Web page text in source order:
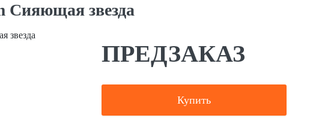
Сияющая звезда
ПРЕДЗАКАЗ
Купить